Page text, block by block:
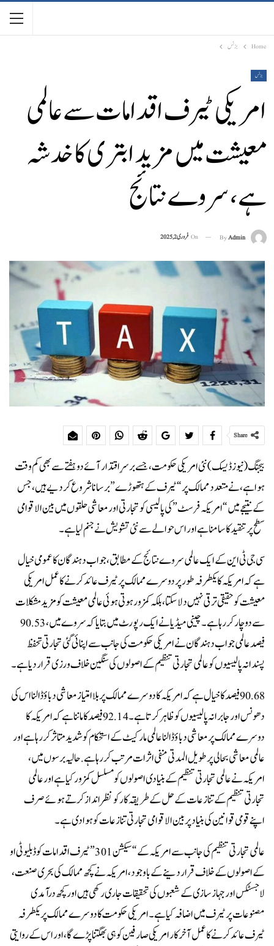
Home بزنس
بزنس
امریکی ٹیرف اقدامات سے عالمی
معیشت میں مزید ابتری کا خدشہ
ہے ، سروے نتائج
ByAdmin
On فروری 2, 2025
Share
بیجنگ (نیوز ڈیسک)نئی امریکی حکومت، جسے برسرِ اقتدار آئے دو ہفتے سے بھی کم وقت
ہوا ہے، نے متعدد ممالک پر “ٹیرف کے ہتھوڑے” برسانا شروع کر دیے ہیں، جس
کے نتیجے میں “امریکہ فرسٹ” کی پالیسی کو تجارتی اور معاشی حلقوں میں بین الاقوامی
سطح پر تنقید کا سامنا ہے اور اس حوالے سے نئی تشویش نے جنم لیا ہے۔
سی جی ٹی این کے ایک عالمی سروے نتائج کے مطابق، جواب دہندگان کا عمومی خیال
ہے کہ امریکہ کا یکطرفہ طور پر دوسرے ممالک پر ٹیرف عائد کرنے کا عمل امریکی
معیشت کو حقیقی ترقی نہیں دلا سکتا، بلکہ کمزور ہوتی ہوئی عالمی معیشت کو مزید مشکلات
سے دوچار کر رہا ہے۔ چینی میڈ یا نے ایک رپورٹ میں بتا یا کہ سروے میں، 90.53
فیصد عالمی جواب دہندگان نے امریکی حکومت کی جانب سے اپنائی گئی تجارتی تحفظ
پسندانہ پالیسیوں کو عالمی تجارتی تنظیم کے اصولوں کی سنگین خلاف ورزی قرار دیا ہے۔
90.68 فیصد کا خیال ہے کہ امریکہ کا دوسرے ممالک پر بلا امتیاز معاشی دباؤ ڈالنا اس کی
دھونس اور جابرانہ پالیسیوں کو ظاہر کرتا ہے۔ 92.14 فیصد کا ماننا ہے کہ امریکہ کا
دوسرے ممالک پر معاشی دباؤ ڈالنا عالمی مارکیٹ کے استحکام کو شدید متاثر کر رہا ہے اور
عالمی معاشی بحالی پر طویل المدتی منفی اثرات مرتب کر رہا ہے. حالیہ برسوں میں،
امریکہ نے عالمی تجارتی تنظیم کے بنیادی اصولوں کو مسلسل کمزور کیا ہے اور عالمی
تجارتی تنظیم کے تنازعات کے حل کے طریقہ کار کو نظر انداز کرتے ہوئے صرف
اپنے قومی قوانین کی بنیاد پر بین الاقوامی تجارتی تنازعات کو ہوا دی ہے۔
عالمی تجارتی تنظیم کی جانب سے امریکہ کے “سیکشن 301” ٹیرف اقدامات کو ڈبلیو ٹی او
کے اصولوں کے خلاف قرار دینے کے باوجود، امریکہ نے کچھ ممالک کی بحری صنعت،
لاجسٹکس اور جہاز سازی کے شعبوں کی تحقیقات جاری رکھی ہیں اور کچھ درآمدی
مصنوعات پر ٹیرف میں اضافہ کیا ہے۔ امریکی حکومت کا دوسرے ممالک پر یکطرفہ
ٹیرف عائد کرنے کا عمل آخرکار امریکی صارفین کو ہی بھگتنا پڑے گا، اور اس کے روایتی